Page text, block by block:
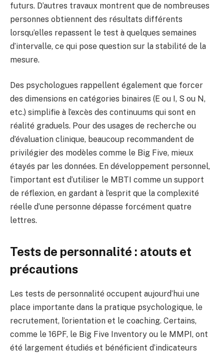
futurs. D’autres travaux montrent que de nombreuses
personnes obtiennent des résultats différents
lorsqu’elles repassent le test à quelques semaines
d’intervalle, ce qui pose question sur la stabilité de la
mesure.
Des psychologues rappellent également que forcer
des dimensions en catégories binaires (E ou I, S ou N,
etc.) simplifie à l’excès des continuums qui sont en
réalité graduels. Pour des usages de recherche ou
d’évaluation clinique, beaucoup recommandent de
privilégier des modèles comme le Big Five, mieux
étayés par les données. En développement personnel,
l’important est d’utiliser le MBTI comme un support
de réflexion, en gardant à l’esprit que la complexité
réelle d’une personne dépasse forcément quatre
lettres.
Tests de personnalité : atouts et
précautions
Les tests de personnalité occupent aujourd’hui une
place importante dans la pratique psychologique, le
recrutement, l’orientation et le coaching. Certains,
comme le 16PF, le Big Five Inventory ou le MMPI, ont
été largement étudiés et bénéficient d’indicateurs